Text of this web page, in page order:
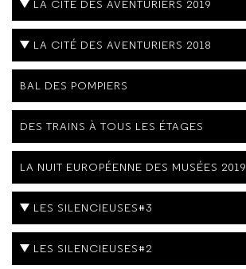
LA CITÉ DES AVENTURIERS 2019
LA CITÉ DES AVENTURIERS 2018
BAL DES POMPIERS
DES TRAINS À TOUS LES ÉTAGES
LA NUIT EUROPÉENNE DES MUSÉES 2019
LES SILENCIEUSES#3
LES SILENCIEUSES#2